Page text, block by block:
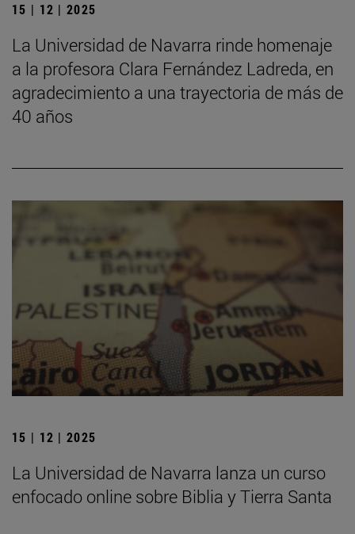
15 | 12 | 2025
La Universidad de Navarra rinde homenaje
a la profesora Clara Fernández Ladreda, en
agradecimiento a una trayectoria de más de
40 años
15 | 12 | 2025
La Universidad de Navarra lanza un curso
enfocado online sobre Biblia y Tierra Santa